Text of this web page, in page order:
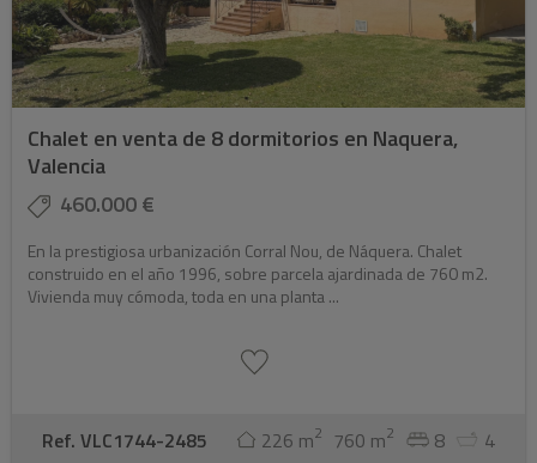
Chalet en venta de 8 dormitorios en Naquera,
Valencia
460.000 €
En la prestigiosa urbanización Corral Nou, de Náquera. Chalet
construido en el año 1996, sobre parcela ajardinada de 760 m2.
Vivienda muy cómoda, toda en una planta ...
Ref. VLC1744-2485 226 m2 760 m2 8 4